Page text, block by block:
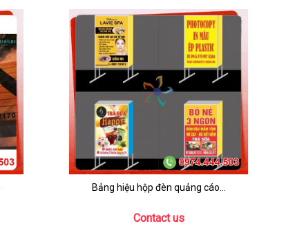
Bảng hiệu hộp đèn quảng cáo...
Contact us